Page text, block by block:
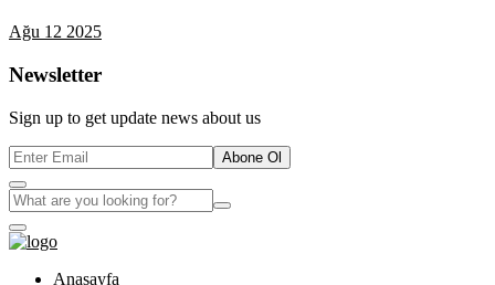
Ağu 12 2025
Newsletter
Sign up to get update news about us
Abone Ol
Anasayfa